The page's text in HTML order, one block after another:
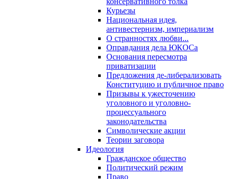
Курьезы
Национальная идея,
антивестернизм, империализм
О странностях любви...
Оправдания дела ЮКОСа
Основания пересмотра
приватизации
Предложения де-либерализовать
Конституцию и публичное право
Призывы к ужесточению
уголовного и уголовно-
процессуального
законодательства
Символические акции
Теории заговора
Идеология
Гражданское общество
Политический режим
Право